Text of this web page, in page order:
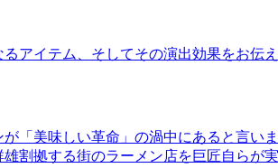
アイテム、そしてその演出効果をお伝え
「美味しい革命」の渦中にあると言
割拠する街のラーメン店を巨匠自らが